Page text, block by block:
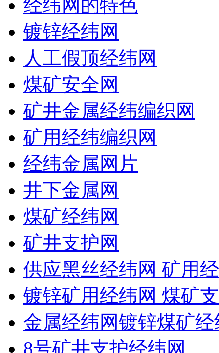
经纬网的特色
镀锌经纬网
人工假顶经纬网
煤矿安全网
矿井金属经纬编织网
矿用经纬编织网
经纬金属网片
井下金属网
煤矿经纬网
矿井支护网
供应黑丝经纬网 矿用
镀锌矿用经纬网 煤矿
金属经纬网镀锌煤矿
8号矿井支护经纬网